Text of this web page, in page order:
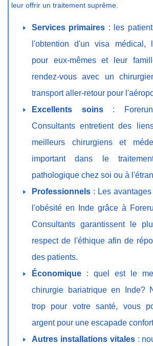
leur offrir un traitement suprême.
Services primaires : les
l'obtention d'un visa médical,
pour eux-mêmes et leur
rendez-vous avec un
transport aller-retour pour
Excellents soins :
Consultants entretient des
meilleurs chirurgiens et
important dans le
pathologique chez soi ou à
Professionnels : Les
l'obésité en Inde grâce à
Consultants garantissent le
respect de l'éthique afin de
des patients.
Économique : quel est le
chirurgie bariatrique en Inde?
trop pour votre santé, vous
argent pour une escapade
Autres installations vitales :